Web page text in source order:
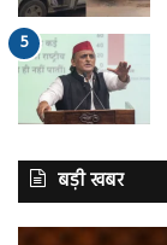
बड़ी खबर